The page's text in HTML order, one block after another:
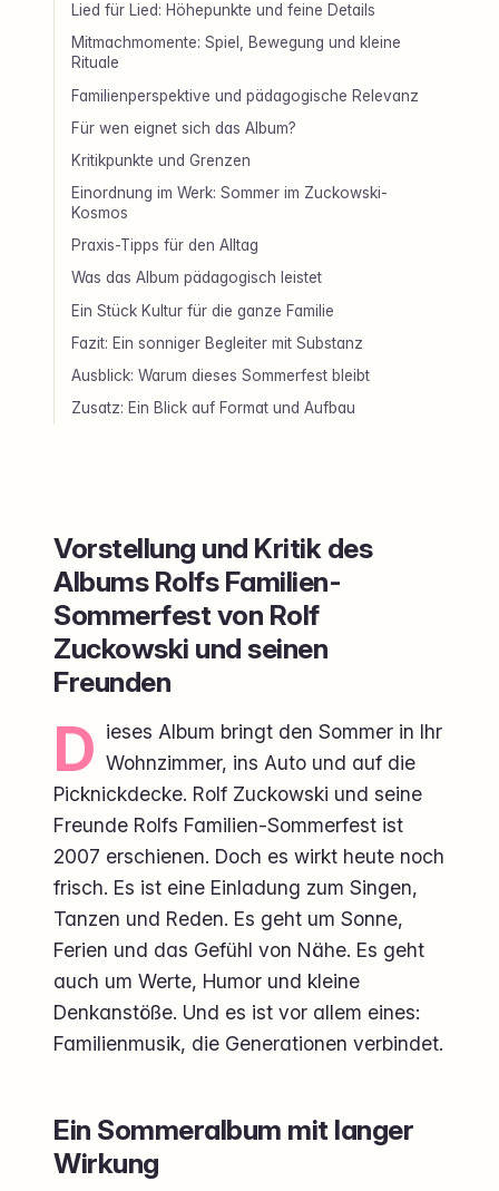
Lied für Lied: Höhepunkte und feine Details
Mitmachmomente: Spiel, Bewegung und kleine
Rituale
Familienperspektive und pädagogische Relevanz
Für wen eignet sich das Album?
Kritikpunkte und Grenzen
Einordnung im Werk: Sommer im Zuckowski-
Kosmos
Praxis-Tipps für den Alltag
Was das Album pädagogisch leistet
Ein Stück Kultur für die ganze Familie
Fazit: Ein sonniger Begleiter mit Substanz
Ausblick: Warum dieses Sommerfest bleibt
Zusatz: Ein Blick auf Format und Aufbau
Vorstellung und Kritik des
Albums Rolfs Familien-
Sommerfest von Rolf
Zuckowski und seinen
Freunden
D ieses Album bringt den Sommer in Ihr
Wohnzimmer, ins Auto und auf die
Picknickdecke. Rolf Zuckowski und seine
Freunde Rolfs Familien-Sommerfest ist
2007 erschienen. Doch es wirkt heute noch
frisch. Es ist eine Einladung zum Singen,
Tanzen und Reden. Es geht um Sonne,
Ferien und das Gefühl von Nähe. Es geht
auch um Werte, Humor und kleine
Denkanstöße. Und es ist vor allem eines:
Familienmusik, die Generationen verbindet.
Ein Sommeralbum mit langer
Wirkung